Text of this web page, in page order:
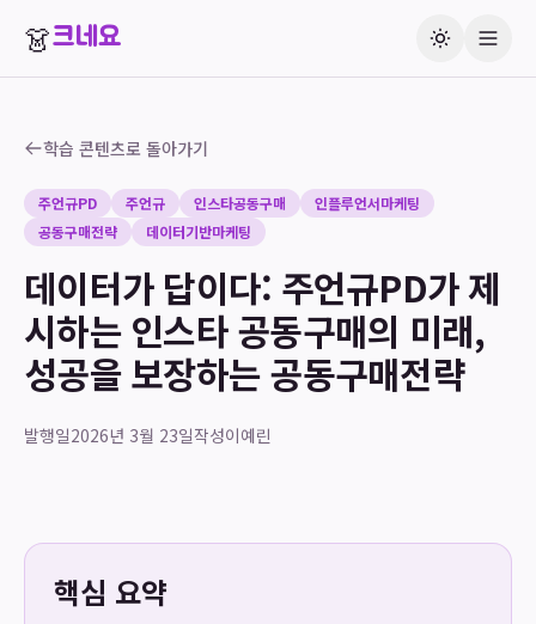
👗크네요
학습 콘텐츠로 돌아가기
주언규PD 주언규 인스타공동구매
인플루언서마케팅
공동구매전략
데이터기반마케팅
데이터가 답이다: 주언규PD가 제
시하는 인스타 공동구매의 미래,
성공을 보장하는 공동구매전략
발행일2026년 3월 23일작성이예린
핵심 요약